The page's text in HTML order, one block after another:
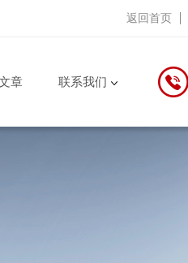
返回首页
章 联系我们